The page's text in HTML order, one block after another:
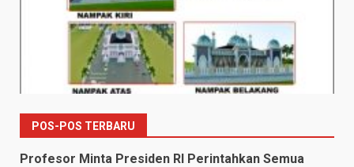
POS-POS TERBARU
Profesor Minta Presiden RI Perintahkan Semua